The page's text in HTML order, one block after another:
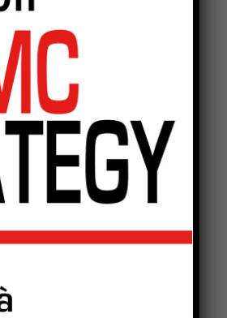
Incendio a Casaccia, nel
comune di Monte Santa
Maria Tiberina: rogo in fase
di contenimento
Monte Santa Maria Tiberina:
incendio tra Casaccia e
Rovereto di Marcignano, il
sindaco ringrazia i
San Giustino, pulizia
bene anche la risposta dei
privati